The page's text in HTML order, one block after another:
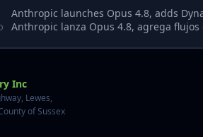
Anthropic launches Opus 4.8, adds
Anthropic lanza Opus 4.8, agrega
Inc
Lewes,
of Sussex